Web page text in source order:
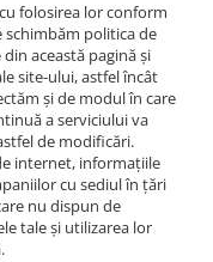
folosirea lor conform
schimbăm politica de
această pagină și
site-ului, astfel încât
și de modul în care
a serviciului va
de modificări.
internet, informațiile
cu sediul în țări
nu dispun de
tale și utilizarea lor